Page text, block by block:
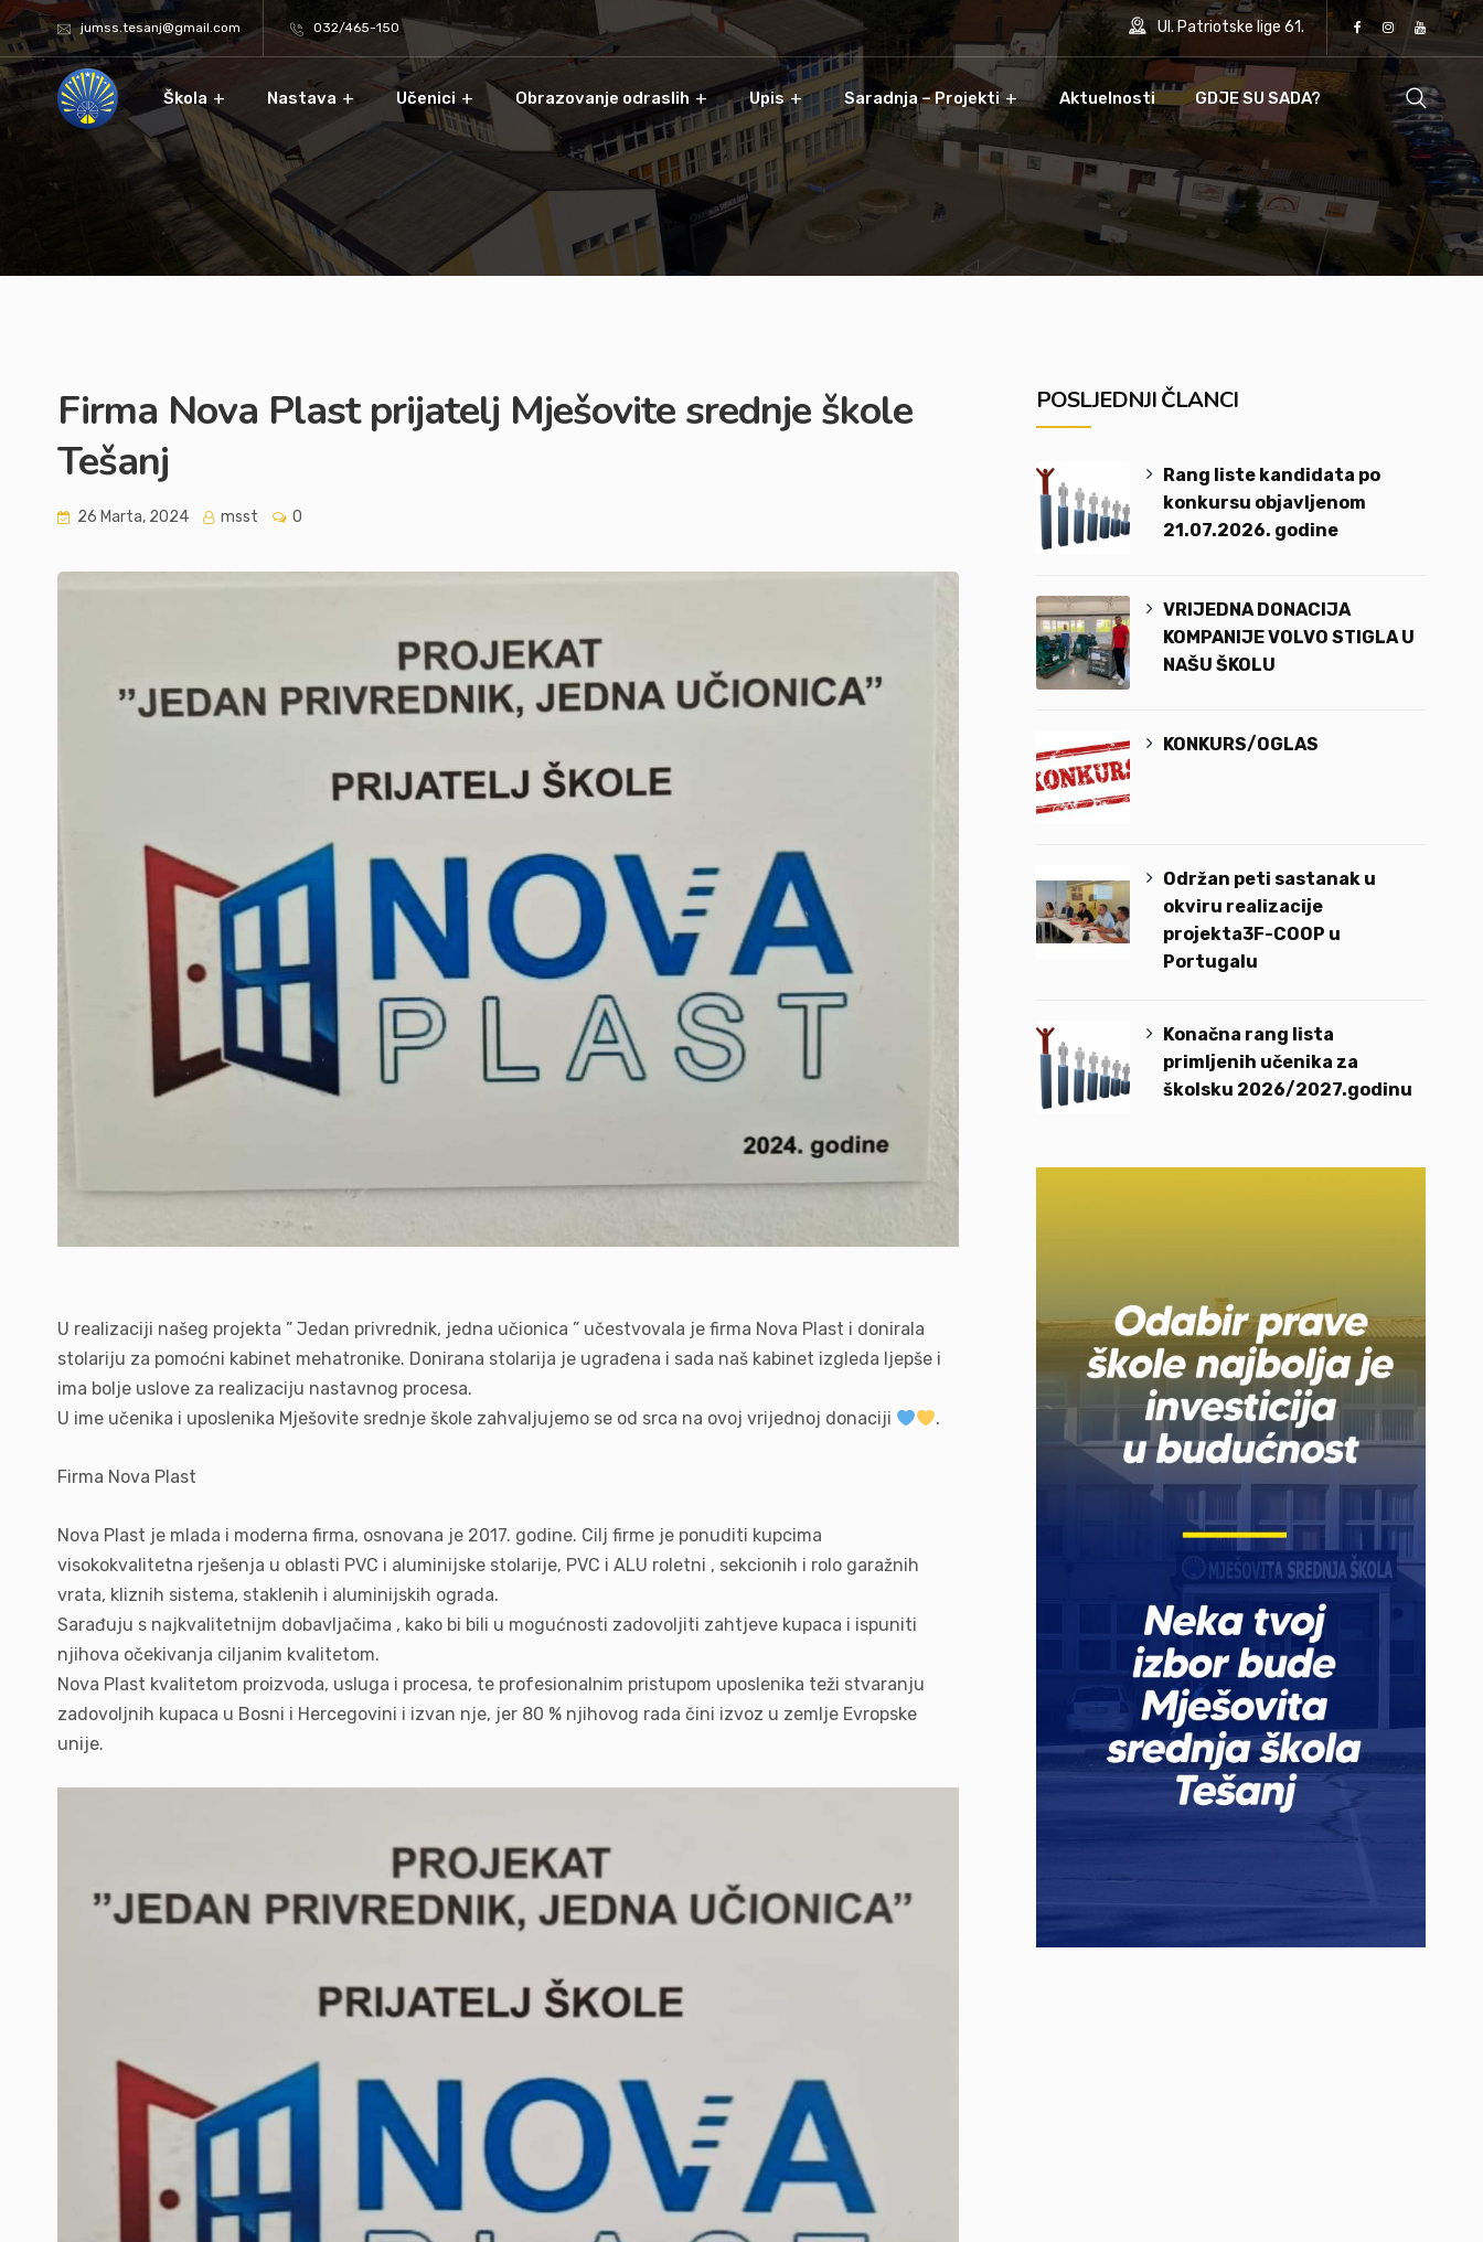
jumss.tesanj@gmail.com 032/465-150 Ul. Patriotske lige 61.
Škola Nastava Učenici Obrazovanje odraslih Upis Saradnja – Projekti Aktuelnosti GDJE SU SADA?
Firma Nova Plast prijatelj Mješovite srednje škole
Tešanj
26 Marta, 2024 msst 0
U realizaciji našeg projekta ” Jedan privrednik, jedna učionica ” učestvovala je firma Nova Plast i donirala
stolariju za pomoćni kabinet mehatronike. Donirana stolarija je ugrađena i sada naš kabinet izgleda ljepše i
ima bolje uslove za realizaciju nastavnog procesa.
U ime učenika i uposlenika Mješovite srednje škole zahvaljujemo se od srca na ovoj vrijednoj donaciji
.
Firma Nova Plast
Nova Plast je mlada i moderna firma, osnovana je 2017. godine. Cilj firme je ponuditi kupcima
visokokvalitetna rješenja u oblasti PVC i aluminijske stolarije, PVC i ALU roletni , sekcionih i rolo garažnih
vrata, kliznih sistema, staklenih i aluminijskih ograda.
Sarađuju s najkvalitetnijm dobavljačima , kako bi bili u mogućnosti zadovoljiti zahtjeve kupaca i ispuniti
njihova očekivanja ciljanim kvalitetom.
Nova Plast kvalitetom proizvoda, usluga i procesa, te profesionalnim pristupom uposlenika teži stvaranju
zadovoljnih kupaca u Bosni i Hercegovini i izvan nje, jer 80 % njihovog rada čini izvoz u zemlje Evropske
unije.
POSLJEDNJI ČLANCI
Rang liste kandidata po
konkursu objavljenom
21.07.2026. godine
VRIJEDNA DONACIJA
KOMPANIJE VOLVO STIGLA U
NAŠU ŠKOLU
KONKURS/OGLAS
Održan peti sastanak u
okviru realizacije
projekta3F-COOP u
Portugalu
Konačna rang lista
primljenih učenika za
školsku 2026/2027.godinu